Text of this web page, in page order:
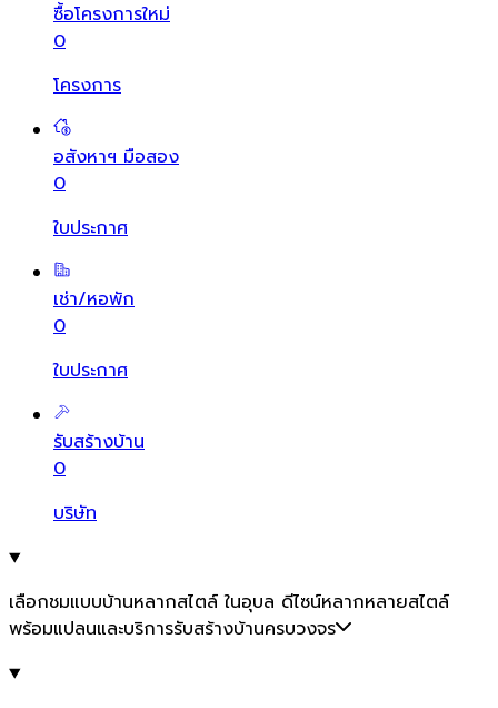
ซื้อโครงการใหม่
0
โครงการ
อสังหาฯ มือสอง
0
ใบประกาศ
เช่า/หอพัก
0
ใบประกาศ
รับสร้างบ้าน
0
บริษัท
เลือกชมแบบบ้านหลากสไตล์ ในอุบล ดีไซน์หลากหลายสไตล์
พร้อมแปลนและบริการรับสร้างบ้านครบวงจร